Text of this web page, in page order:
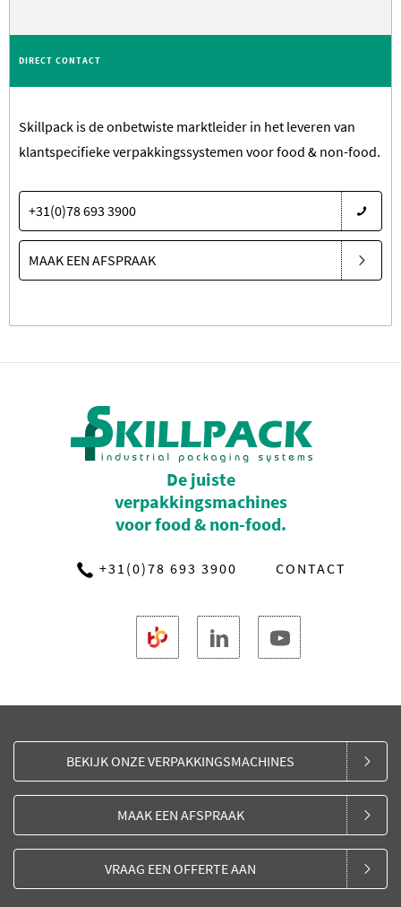
DIRECT CONTACT
Skillpack is de onbetwiste marktleider in het leveren van
klantspecifieke verpakkingssystemen voor food & non-food.
+31(0)78 693 3900
MAAK EEN AFSPRAAK
De juiste
verpakkingsmachines
voor food & non-food.
+31(0)78 693 3900 CONTACT
BEKIJK ONZE VERPAKKINGSMACHINES
MAAK EEN AFSPRAAK
VRAAG EEN OFFERTE AAN